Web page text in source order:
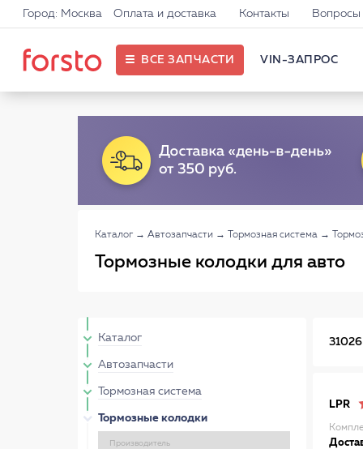
Город: Москва Оплата и доставка Контакты Вопросы
ВСЕ ЗАПЧАСТИ VIN-ЗАПРОС
Каталог → Автозапчасти → Тормозная система →
Тормозные колодки для авто
Каталог
Автозапчасти
Тормозная система
Тормозные колодки
Производитель
LPR